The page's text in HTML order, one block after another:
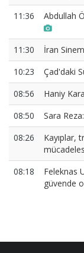
11:36
Abdullah
11:30
İran
10:23
Çad'daki
08:56
Haniy
08:50
Sara
08:26
Kayıplar,
08:18
Feleknas
güvende